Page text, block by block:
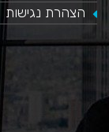
הצהרת נגישות